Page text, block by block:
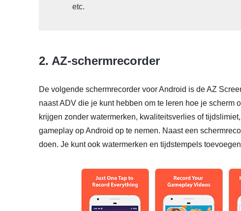
etc.
2. AZ-schermrecorder
De volgende schermrecorder voor Android is de AZ
naast ADV die je kunt hebben om te leren hoe je scherm
krijgen zonder watermerken, kwaliteitsverlies of
gameplay op Android op te nemen. Naast een
doen. Je kunt ook watermerken en tijdstempels